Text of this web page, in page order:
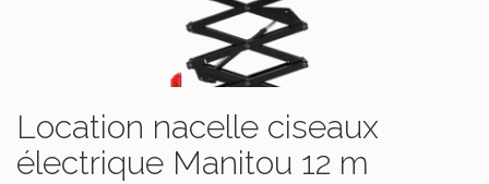
Location nacelle ciseaux
électrique Manitou 12 m